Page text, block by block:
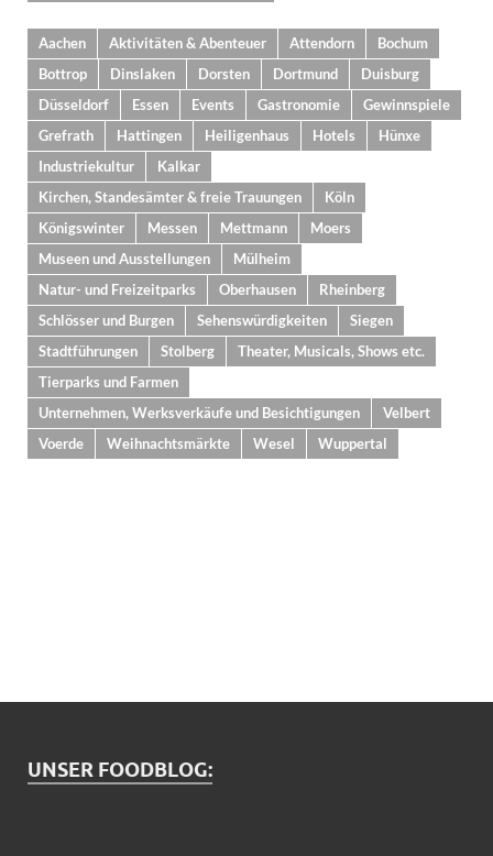
Aachen Aktivitäten & Abenteuer Attendorn
Bochum
Bottrop
Dinslaken Dorsten Dortmund
Duisburg
Düsseldorf
Essen Events Gastronomie
Gewinnspiele
Grefrath
Hattingen Heiligenhaus Hotels
Hünxe
Industriekultur
Kalkar
Kirchen, Standesämter & freie Trauungen
Köln
Königswinter
Messen Mettmann
Moers
Museen und Ausstellungen
Mülheim
Natur- und Freizeitparks
Oberhausen
Rheinberg
Schlösser und Burgen
Sehenswürdigkeiten
Siegen
Stadtführungen
Stolberg
Theater, Musicals, Shows etc.
Tierparks und Farmen
Unternehmen, Werksverkäufe und Besichtigungen
Velbert
Voerde
Weihnachtsmärkte Wesel Wuppertal
UNSER FOODBLOG: